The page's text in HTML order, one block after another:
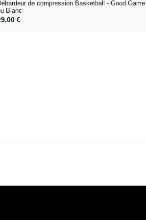
de compression Basketball - Good
Blanc
€